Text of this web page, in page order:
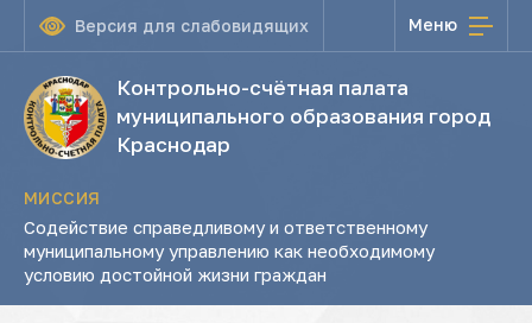
Версия для слабовидящих Меню
Контрольно-счётная палата
муниципального образования город
Краснодар
МИССИЯ
Содействие справедливому и ответственному
муниципальному управлению как необходимому
условию достойной жизни граждан